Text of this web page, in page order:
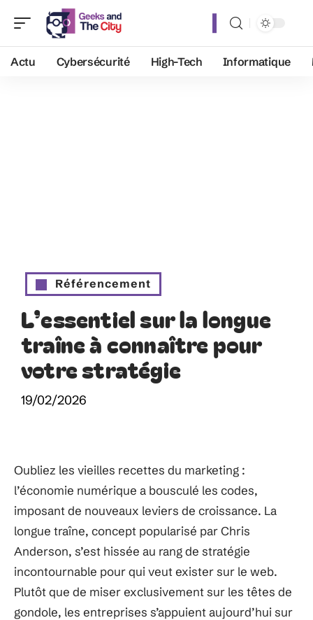
Actu Cybersécurité High-Tech Informatique
Référencement
L’essentiel sur la longue
traîne à connaître pour
votre stratégie
19/02/2026
Oubliez les vieilles recettes du marketing :
l’économie numérique a bousculé les codes,
imposant de nouveaux leviers de croissance. La
longue traîne, concept popularisé par Chris
Anderson, s’est hissée au rang de stratégie
incontournable pour qui veut exister sur le web.
Plutôt que de miser exclusivement sur les têtes de
gondole, les entreprises s’appuient aujourd’hui sur